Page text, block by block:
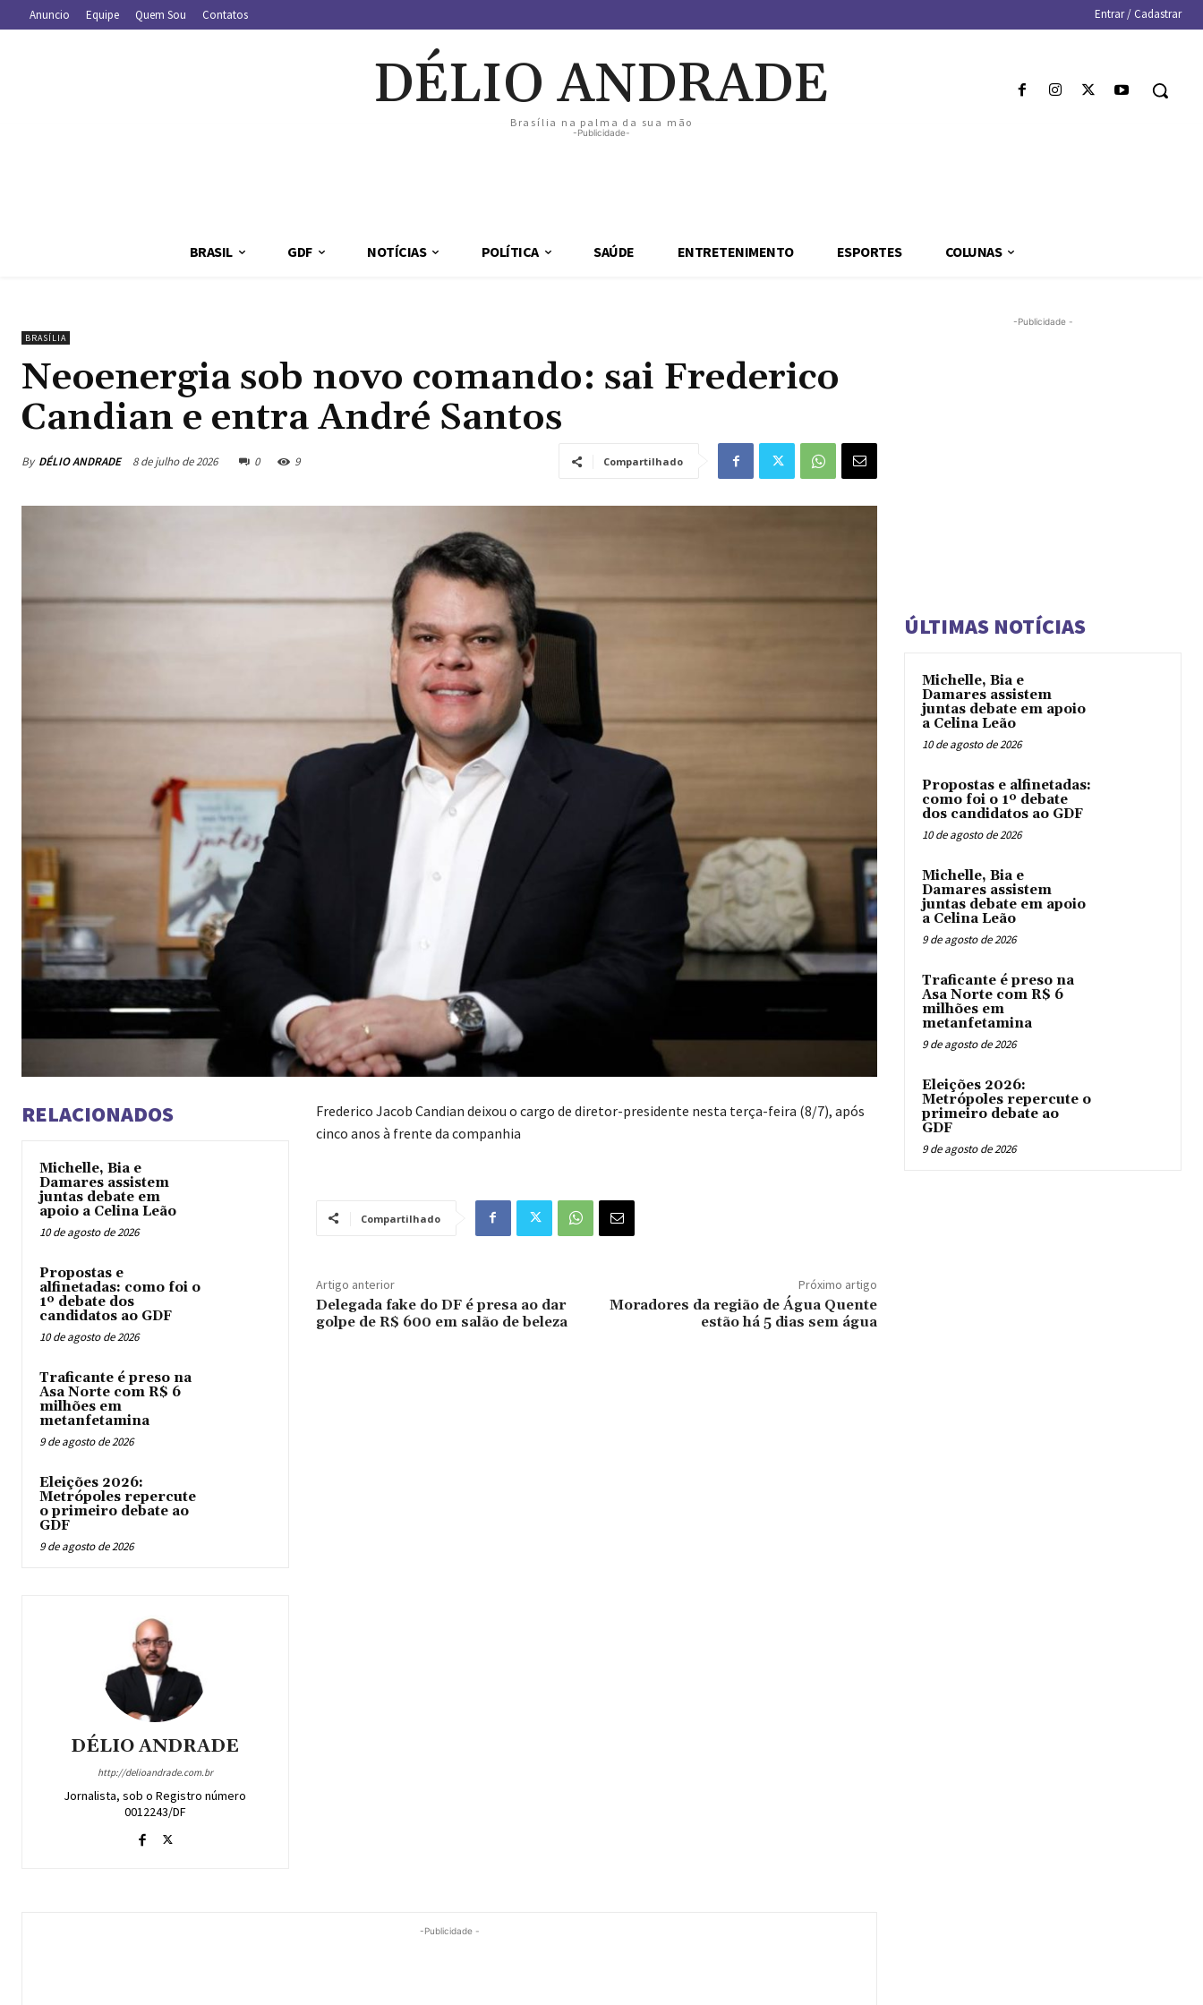
Anuncio Equipe Quem Sou Contatos Entrar / Cadastrar
DÉLIO ANDRADE
Brasília na palma da sua mão
-Publicidade-
BRASIL GDF NOTÍCIAS POLÍTICA SAÚDE ENTRETENIMENTO ESPORTES COLUNAS
BRASÍLIA
Neoenergia sob novo comando: sai Frederico
Candian e entra André Santos
By DÉLIO ANDRADE 8 de julho de 2026 0 9 Compartilhado
RELACIONADOS
Michelle, Bia e
Damares assistem
juntas debate em
apoio a Celina Leão
10 de agosto de 2026
Propostas e
alfinetadas: como foi o
1º debate dos
candidatos ao GDF
10 de agosto de 2026
Traficante é preso na
Asa Norte com R$ 6
milhões em
metanfetamina
9 de agosto de 2026
Eleições 2026:
Metrópoles repercute
o primeiro debate ao
GDF
9 de agosto de 2026
DÉLIO ANDRADE
http://delioandrade.com.br
Jornalista, sob o Registro número
0012243/DF
Frederico Jacob Candian deixou o cargo de diretor-presidente nesta terça-feira (8/7), após
cinco anos à frente da companhia
Compartilhado
Artigo anterior
Delegada fake do DF é presa ao dar
golpe de R$ 600 em salão de beleza
Próximo artigo
Moradores da região de Água Quente
estão há 5 dias sem água
-Publicidade -
-Publicidade -
ÚLTIMAS NOTÍCIAS
Michelle, Bia e
Damares assistem
juntas debate em apoio
a Celina Leão
10 de agosto de 2026
Propostas e alfinetadas:
como foi o 1º debate
dos candidatos ao GDF
10 de agosto de 2026
Michelle, Bia e
Damares assistem
juntas debate em apoio
a Celina Leão
9 de agosto de 2026
Traficante é preso na
Asa Norte com R$ 6
milhões em
metanfetamina
9 de agosto de 2026
Eleições 2026:
Metrópoles repercute o
primeiro debate ao
GDF
9 de agosto de 2026